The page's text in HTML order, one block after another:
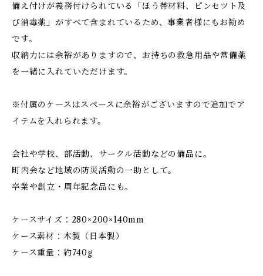
備え付けが義務付けられている「ほう帯材料、ピンセツト及
び消毒薬」がすべて含まれているため、事業者様にもお勧め
です。
収納力には余裕がありますので、お持ちの救急用品や常備薬
を一緒に入れていただけます。
※付属のケースはスペースに余裕がございますので追加でア
イテムを入れられます。
会社や学校、部活動、サークル活動などの備品に。
町内会など地域の防災活動の一助として。
卒業や創立・周年記念品にも。
ケースサイズ：280×200×140mm
ケース素材：木製（日本製）
ケース重量：約740g